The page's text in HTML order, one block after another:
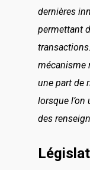
dernières
permettant
mécanisme
une part de
lorsque
des